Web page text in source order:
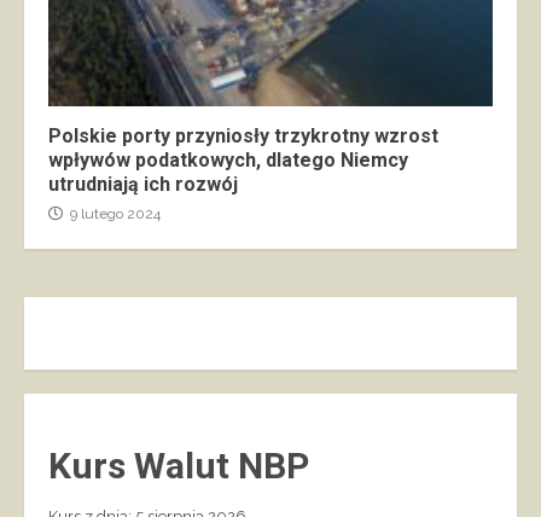
Polskie porty przyniosły trzykrotny wzrost
wpływów podatkowych, dlatego Niemcy
utrudniają ich rozwój
9 lutego 2024
Kurs Walut NBP